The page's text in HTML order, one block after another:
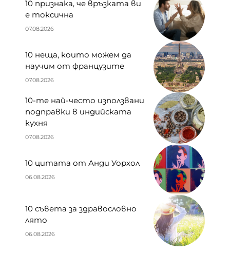
10 признака, че връзката ви
е токсична
07.08.2026
10 неща, които можем да
научим от французите
07.08.2026
10-те най-често използвани
подправки в индийската
кухня
07.08.2026
10 цитата от Анди Уорхол
06.08.2026
10 съвета за здравословно
лято
06.08.2026